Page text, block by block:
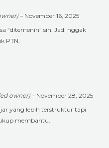
– November 16, 2025
“ditemenin” sih. Jadi nggak
PTN.
owner)– November 28, 2025
yang lebih terstruktur tapi
membantu.